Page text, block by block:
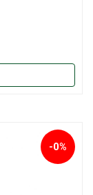
-0%